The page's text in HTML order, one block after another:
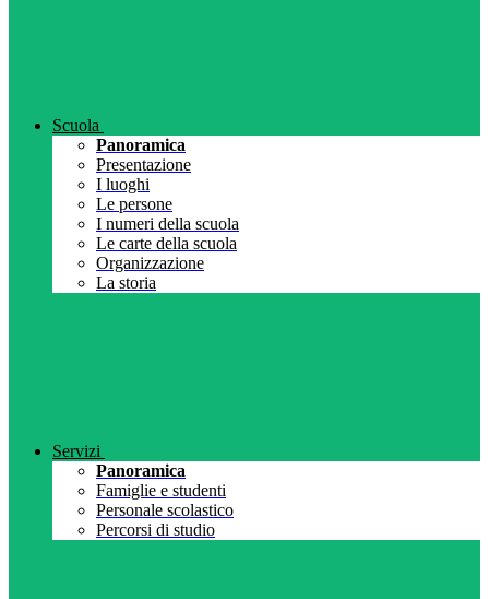
Scuola
Panoramica
Presentazione
I luoghi
Le persone
I numeri della scuola
Le carte della scuola
Organizzazione
La storia
Servizi
Panoramica
Famiglie e studenti
Personale scolastico
Percorsi di studio